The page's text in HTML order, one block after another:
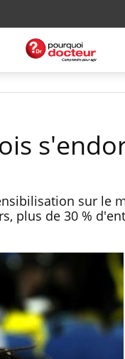
sur le
plus de 30 %